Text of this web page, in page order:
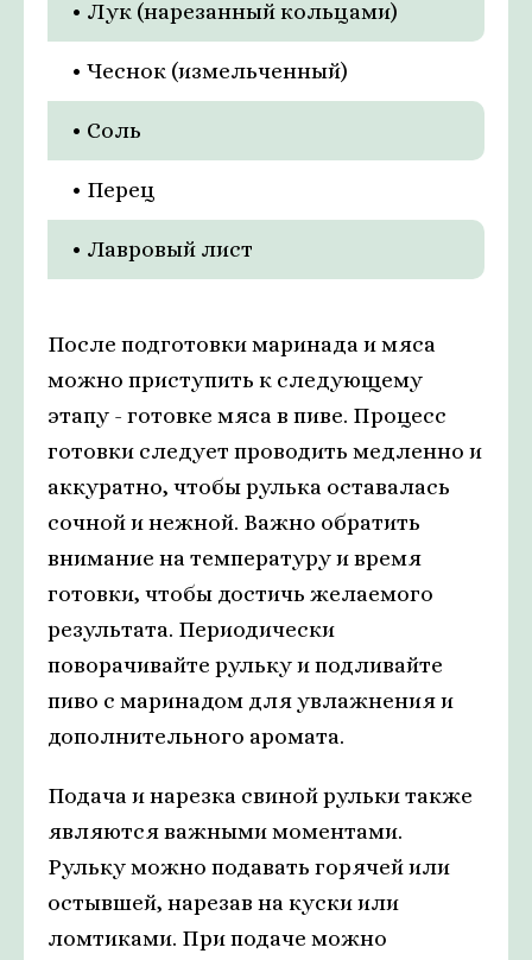
• Лук (нарезанный кольцами)
• Чеснок (измельченный)
• Соль
• Перец
• Лавровый лист
После подготовки маринада и мяса
можно приступить к следующему
этапу - готовке мяса в пиве. Процесс
готовки следует проводить медленно и
аккуратно, чтобы рулька оставалась
сочной и нежной. Важно обратить
внимание на температуру и время
готовки, чтобы достичь желаемого
результата. Периодически
поворачивайте рульку и подливайте
пиво с маринадом для увлажнения и
дополнительного аромата.
Подача и нарезка свиной рульки также
являются важными моментами.
Рульку можно подавать горячей или
остывшей, нарезав на куски или
ломтиками. При подаче можно